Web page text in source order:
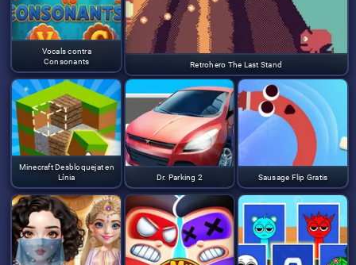
Retrohero The Last Stand
Vocals contra
Consonants
Minecraft Desbloquejat en
Línia
Dr. Parking 2 Sausage Flip Gratis